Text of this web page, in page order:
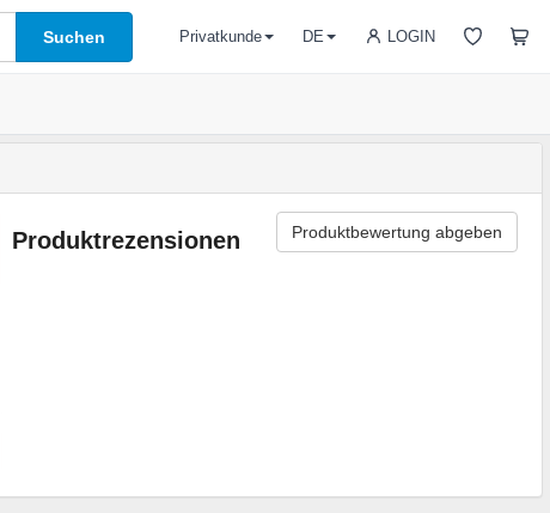
Suchen LOGIN
Privatkunde DE
Produktrezensionen Produktbewertung abgeben